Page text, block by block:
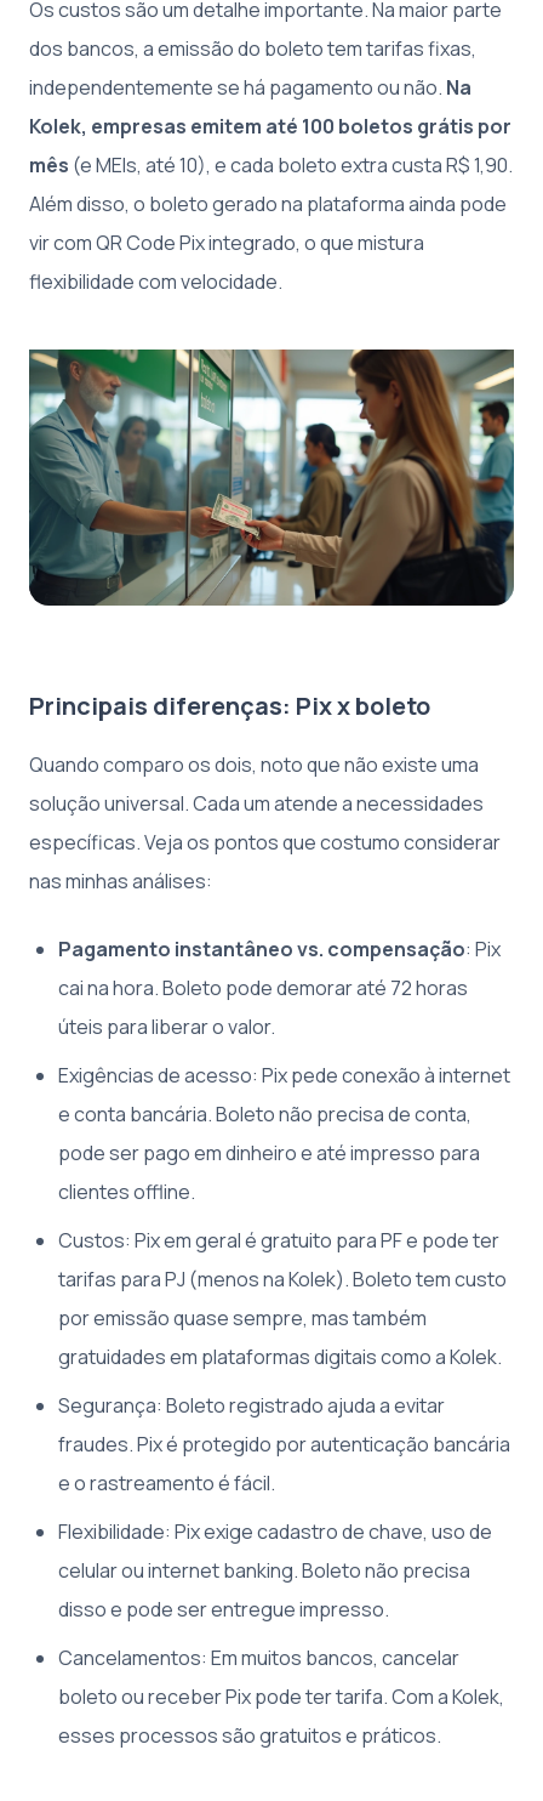
Os custos são um detalhe importante. Na maior parte
dos bancos, a emissão do boleto tem tarifas fixas,
independentemente se há pagamento ou não. Na
Kolek, empresas emitem até 100 boletos grátis por
mês (e MEIs, até 10), e cada boleto extra custa R$ 1,90.
Além disso, o boleto gerado na plataforma ainda pode
vir com QR Code Pix integrado, o que mistura
flexibilidade com velocidade.
Principais diferenças: Pix x boleto
Quando comparo os dois, noto que não existe uma
solução universal. Cada um atende a necessidades
específicas. Veja os pontos que costumo considerar
nas minhas análises:
Pagamento instantâneo vs. compensação: Pix
cai na hora. Boleto pode demorar até 72 horas
úteis para liberar o valor.
Exigências de acesso: Pix pede conexão à internet
e conta bancária. Boleto não precisa de conta,
pode ser pago em dinheiro e até impresso para
clientes offline.
Custos: Pix em geral é gratuito para PF e pode ter
tarifas para PJ (menos na Kolek). Boleto tem custo
por emissão quase sempre, mas também
gratuidades em plataformas digitais como a Kolek.
Segurança: Boleto registrado ajuda a evitar
fraudes. Pix é protegido por autenticação bancária
e o rastreamento é fácil.
Flexibilidade: Pix exige cadastro de chave, uso de
celular ou internet banking. Boleto não precisa
disso e pode ser entregue impresso.
Cancelamentos: Em muitos bancos, cancelar
boleto ou receber Pix pode ter tarifa. Com a Kolek,
esses processos são gratuitos e práticos.